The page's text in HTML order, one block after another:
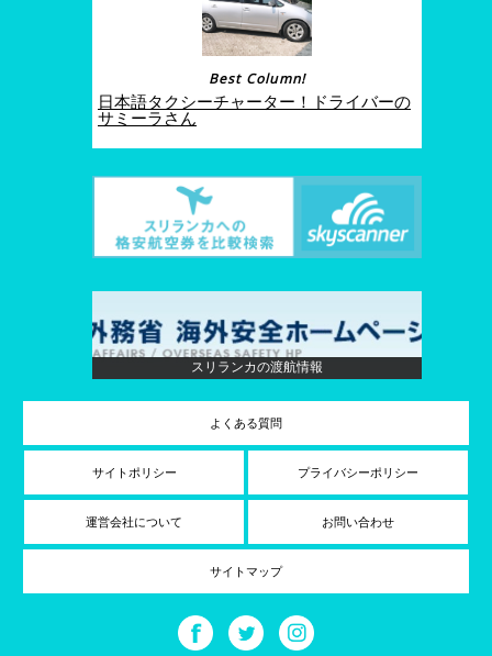
Best Column!
日本語タクシーチャーター！ドライバーの
サミーラさん
スリランカの渡航情報
よくある質問
サイトポリシー プライバシーポリシー
運営会社について お問い合わせ
サイトマップ